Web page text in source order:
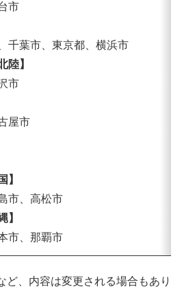
市
千葉市、東京都、横浜市
陸】
市
屋市
】
市、高松市
】
市、那覇市
、内容は変更される場合もあり